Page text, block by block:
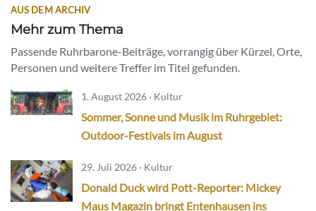
AUS DEM ARCHIV
Mehr zum Thema
Passende Ruhrbarone-Beiträge, vorrangig über Kürzel, Orte,
Personen und weitere Treffer im Titel gefunden.
1. August 2026 · Kultur
Sommer, Sonne und Musik im Ruhrgebiet:
Outdoor-Festivals im August
29. Juli 2026 · Kultur
Donald Duck wird Pott-Reporter: Mickey
Maus Magazin bringt Entenhausen ins